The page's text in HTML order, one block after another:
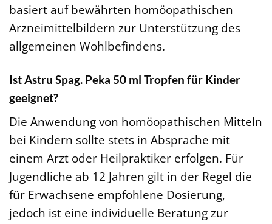
basiert auf bewährten homöopathischen
Arzneimittelbildern zur Unterstützung des
allgemeinen Wohlbefindens.
Ist Astru Spag. Peka 50 ml Tropfen für Kinder
geeignet?
Die Anwendung von homöopathischen Mitteln
bei Kindern sollte stets in Absprache mit
einem Arzt oder Heilpraktiker erfolgen. Für
Jugendliche ab 12 Jahren gilt in der Regel die
für Erwachsene empfohlene Dosierung,
jedoch ist eine individuelle Beratung zur